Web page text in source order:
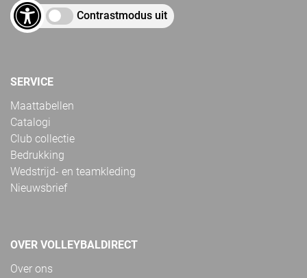
Contrastmodus uit
SERVICE
Maattabellen
Catalogi
Club collectie
Bedrukking
Wedstrijd- en teamkleding
Nieuwsbrief
OVER VOLLEYBALDIRECT
Over ons